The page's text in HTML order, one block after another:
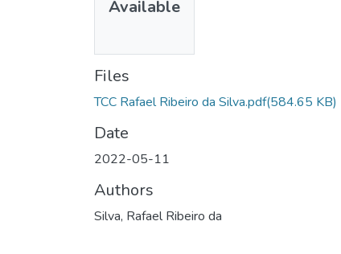
Available
Files
TCC Rafael Ribeiro da Silva.pdf(584.65 KB)
Date
2022-05-11
Authors
Silva, Rafael Ribeiro da